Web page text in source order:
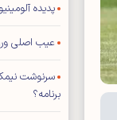
پدیده
عیب اصلی
سرنوشت
برنامه؟